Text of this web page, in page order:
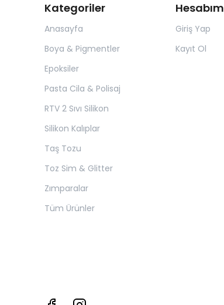
Kategoriler
Anasayfa
Boya & Pigmentler
Epoksiler
Pasta Cila & Polisaj
RTV 2 Sıvı Silikon
Silikon Kalıplar
Taş Tozu
Toz Sim & Glitter
Zımparalar
Tüm Ürünler
Hesabım
Giriş Yap
Kayıt Ol